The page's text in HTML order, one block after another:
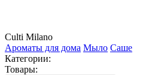
Culti Milano
Ароматы для дома Мыло Саше
Категории:
Товары: